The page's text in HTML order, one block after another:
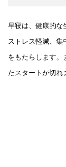
早寝は、健康的な
ストレス軽減、集
をもたらします。
たスタートが切れ